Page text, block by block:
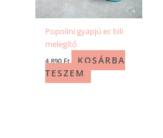
Popolini gyapjú ec bili
melegítő
4 890 Ft
KOSÁRBA
TESZEM